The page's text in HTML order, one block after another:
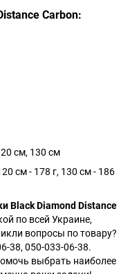
Carbon:
см, 130 см
см - 178 г, 130 см - 186
Black Diamond Distance
по всей Украине,
вопросы по товару?
38, 050-033-06-38.
выбрать наиболее